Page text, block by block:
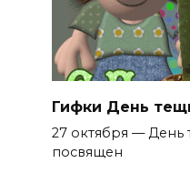
Гифки День
27 октября — День
посвящен